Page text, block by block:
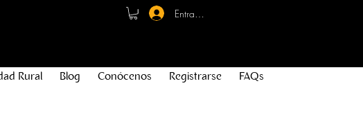
Entrar - Registro
Rural Blog Conócenos Registrarse FAQs